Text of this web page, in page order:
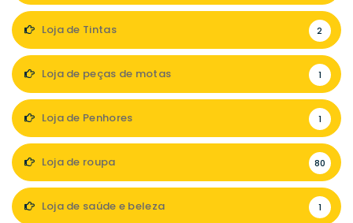
Loja de Tintas 2
Loja de peças de motas 1
Loja de Penhores 1
Loja de roupa 80
Loja de saúde e beleza 1